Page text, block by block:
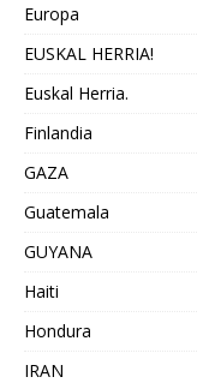
Europa
EUSKAL HERRIA!
Euskal Herria.
Finlandia
GAZA
Guatemala
GUYANA
Haiti
Hondura
IRAN